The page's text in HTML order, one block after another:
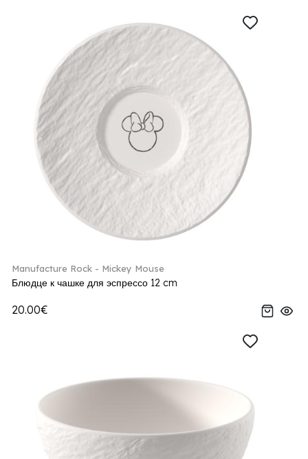
Manufacture Rock - Mickey Mouse
Блюдце к чашке для эспрессо 12 cm
20.00€